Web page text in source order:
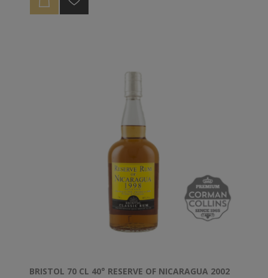
BRISTOL 70 CL 40° RESERVE OF NICARAGUA 2002